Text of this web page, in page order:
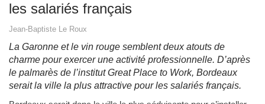
les salariés français
Jean-Baptiste Le Roux
La Garonne et le vin rouge semblent deux atouts de
charme pour exercer une activité professionnelle. D’après
le palmarès de l’institut Great Place to Work, Bordeaux
serait la ville la plus attractive pour les salariés français.